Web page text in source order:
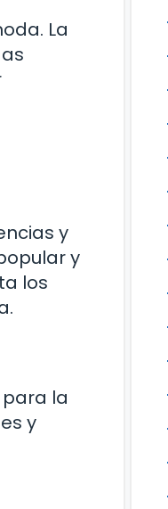
La
y
y
los
la
y